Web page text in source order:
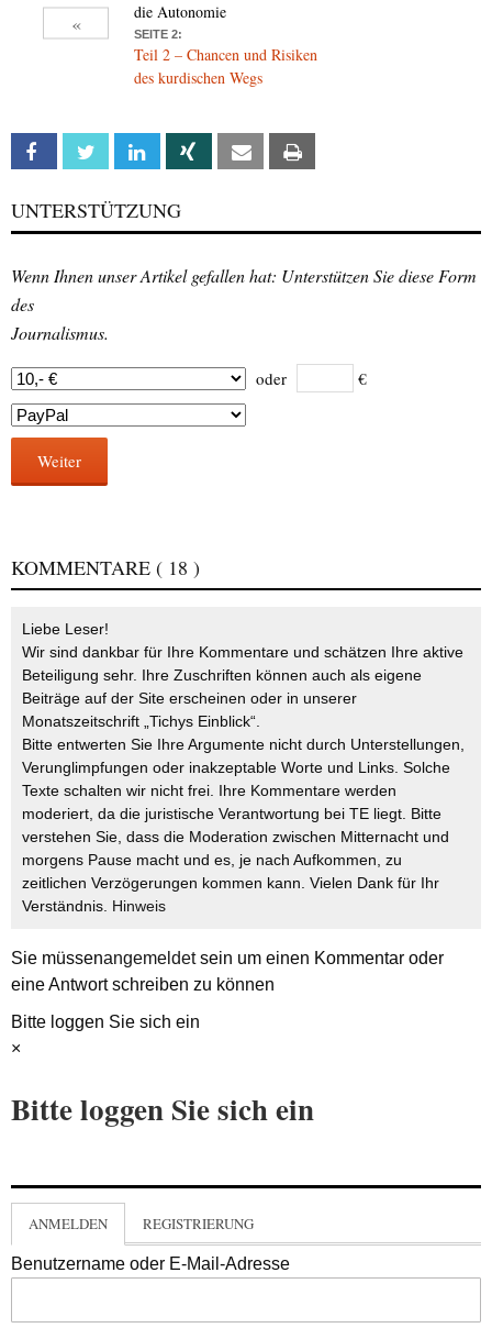
«
die Autonomie
SEITE 2:
Teil 2 – Chancen und Risiken
des kurdischen Wegs
Facebook Twitter Linkedin Xing Email
UNTERSTÜTZUNG
Wenn Ihnen unser Artikel gefallen hat: Unterstützen Sie diese Form
des
Journalismus.
oder €
Weiter
KOMMENTARE ( 18 )
Liebe Leser!
Wir sind dankbar für Ihre Kommentare und schätzen Ihre aktive
Beteiligung sehr. Ihre Zuschriften können auch als eigene
Beiträge auf der Site erscheinen oder in unserer
Monatszeitschrift „Tichys Einblick“.
Bitte entwerten Sie Ihre Argumente nicht durch Unterstellungen,
Verunglimpfungen oder inakzeptable Worte und Links. Solche
Texte schalten wir nicht frei. Ihre Kommentare werden
moderiert, da die juristische Verantwortung bei TE liegt. Bitte
verstehen Sie, dass die Moderation zwischen Mitternacht und
morgens Pause macht und es, je nach Aufkommen, zu
zeitlichen Verzögerungen kommen kann. Vielen Dank für Ihr
Verständnis. Hinweis
Sie müssenangemeldetsein um einen Kommentar oder
eine Antwort schreiben zu können
Bitte loggen Sie sich ein
×
Bitte loggen Sie sich ein
ANMELDEN REGISTRIERUNG
Benutzername oder E-Mail-Adresse